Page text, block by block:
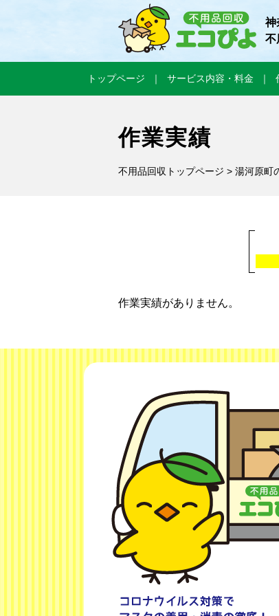
神
不
トップページ サービス内容・料金
作業実績
不用品回収トップページ > 湯河原町
作業実績がありません。